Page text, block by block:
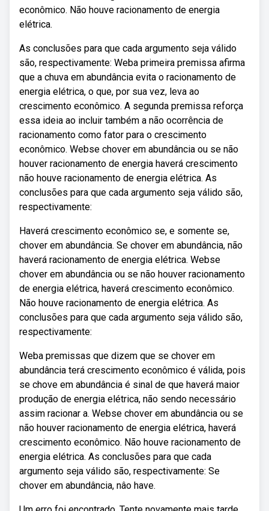
econômico. Não houve racionamento de energia
elétrica.
As conclusões para que cada argumento seja válido
são, respectivamente: Weba primeira premissa afirma
que a chuva em abundância evita o racionamento de
energia elétrica, o que, por sua vez, leva ao
crescimento econômico. A segunda premissa reforça
essa ideia ao incluir também a não ocorrência de
racionamento como fator para o crescimento
econômico. Webse chover em abundância ou se não
houver racionamento de energia haverá crescimento
não houve racionamento de energia elétrica. As
conclusões para que cada argumento seja válido são,
respectivamente:
Haverá crescimento econômico se, e somente se,
chover em abundância. Se chover em abundância, não
haverá racionamento de energia elétrica. Webse
chover em abundância ou se não houver racionamento
de energia elétrica, haverá crescimento econômico.
Não houve racionamento de energia elétrica. As
conclusões para que cada argumento seja válido são,
respectivamente:
Weba premissas que dizem que se chover em
abundância terá crescimento econômico é válida, pois
se chove em abundância é sinal de que haverá maior
produção de energia elétrica, não sendo necessário
assim racionar a. Webse chover em abundância ou se
não houver racionamento de energia elétrica, haverá
crescimento econômico. Não houve racionamento de
energia elétrica. As conclusões para que cada
argumento seja válido são, respectivamente: Se
chover em abundância, nâo have.